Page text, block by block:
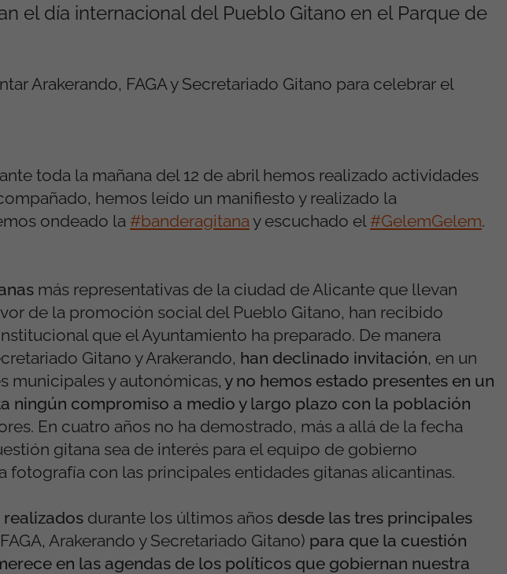
el día internacional del Pueblo Gitano en el Parque de
Arakerando, FAGA y Secretariado Gitano para celebrar el
toda la mañana del 12 de abril hemos realizado actividades
hemos leído un manifiesto y realizado la
ondeado la #banderagitana y escuchado el #GelemGelem.
más representativas de la ciudad de Alicante que llevan
de la promoción social del Pueblo Gitano, han recibido
que el Ayuntamiento ha preparado. De manera
Gitano y Arakerando, han declinado invitación, en un
municipales y autonómicas, y no hemos estado presentes en un
ningún compromiso a medio y largo plazo con la población
En cuatro años no ha demostrado, más a allá de la fecha
gitana sea de interés para el equipo de gobierno
fotografía con las principales entidades gitanas alicantinas.
realizados durante los últimos años desde las tres principales
Arakerando y Secretariado Gitano) para que la cuestión
en las agendas de los políticos que gobiernan nuestra